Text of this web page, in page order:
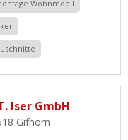
Wohnmobil
Iser GmbH
Gifhorn